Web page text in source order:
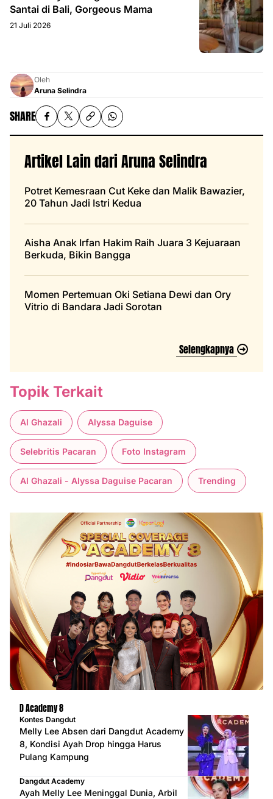
Santai di Bali, Gorgeous Mama
21 Juli 2026
Oleh
Aruna Selindra
SHARE
Artikel Lain dari Aruna Selindra
Potret Kemesraan Cut Keke dan Malik Bawazier,
20 Tahun Jadi Istri Kedua
Aisha Anak Irfan Hakim Raih Juara 3 Kejuaraan
Berkuda, Bikin Bangga
Momen Pertemuan Oki Setiana Dewi dan Ory
Vitrio di Bandara Jadi Sorotan
Selengkapnya
Topik Terkait
Al Ghazali Alyssa Daguise
Selebritis Pacaran Foto Instagram
Al Ghazali - Alyssa Daguise Pacaran Trending
D Academy 8
Kontes Dangdut
Melly Lee Absen dari Dangdut Academy
8, Kondisi Ayah Drop hingga Harus
Pulang Kampung
Dangdut Academy
Ayah Melly Lee Meninggal Dunia, Arbil